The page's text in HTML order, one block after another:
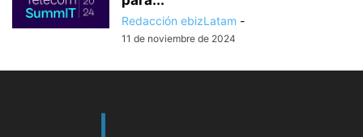
Redacción ebizLatam -
11 de noviembre de 2024